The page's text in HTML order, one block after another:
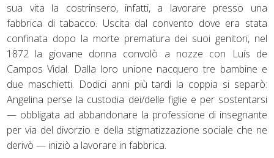
sua vita la costrinsero, infatti, a lavorare presso una
fabbrica di tabacco. Uscita dal convento dove era stata
confinata dopo la morte prematura dei suoi genitori, nel
1872 la giovane donna convolò a nozze con Luís de
Campos Vidal. Dalla loro unione nacquero tre bambine e
due maschietti. Dodici anni più tardi la coppia si separò:
Angelina perse la custodia dei/delle figlie e per sostentarsi
— obbligata ad abbandonare la professione di insegnante
per via del divorzio e della stigmatizzazione sociale che ne
derivò — iniziò a lavorare in fabbrica.